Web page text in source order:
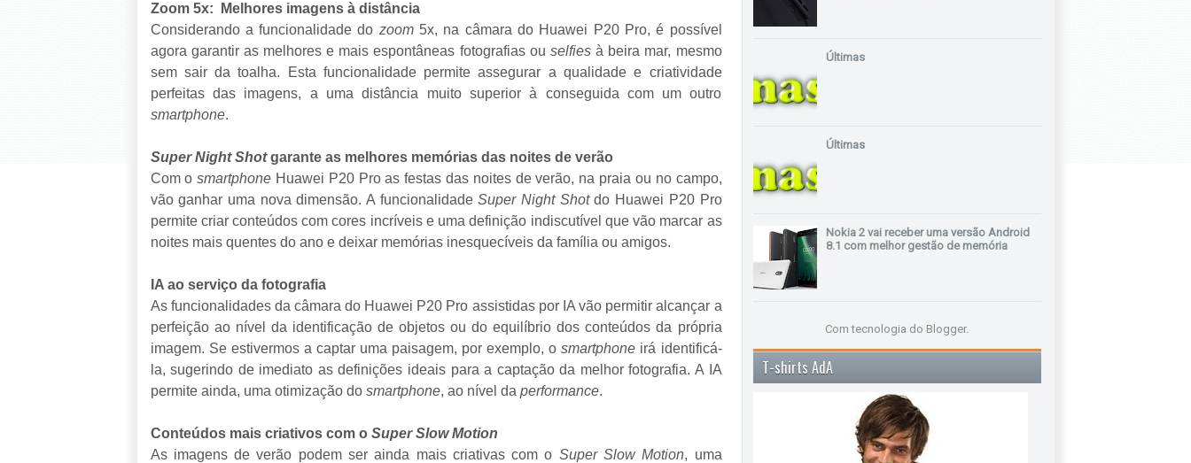
Zoom 5x:
Melhores imagens à distância
Considerando a funcionalidade do zoom5x, na câmara do Huawei P20 Pro, é possível
agora garantir as melhores e mais espontâneas fotografias ou selfiesà beira mar, mesmo
sem sair da toalha. Esta funcionalidade permite assegurar a qualidade e criatividade
perfeitas das imagens, a uma distância muito superior à conseguida com um outro
smartphone.
Super Night Shotgarante as melhores memórias das noites de verão
Com osmartphone Huawei P20 Pro as festas das noites de verão, na praia ou no campo,
vão ganhar uma nova dimensão. A funcionalidadeSuper Night Shotdo Huawei P20 Pro
permite criar conteúdos com cores incríveis e uma definição indiscutível que vão marcar as
noites mais quentes do ano e deixar memórias inesquecíveis da família ou amigos.
IA ao serviço da fotografia
As funcionalidades da câmara do Huawei P20 Pro assistidas por IA vão permitir alcançar a
perfeição ao nível da identificação de objetos ou do equilíbrio dos conteúdos da própria
imagem. Se estivermos a captar uma paisagem, por exemplo, osmartphone irá identificá-
la, sugerindo de imediato as definições ideais para a captação da melhor fotografia. A IA
permite ainda, uma otimização do smartphone, ao nível da performance.
Conteúdos mais criativos com o Super Slow Motion
As imagens de verão podem ser ainda mais criativas com o Super Slow Motion, uma
Últimas
Últimas
Nokia 2 vai receber uma versão Android
8.1 com melhor gestão de memória
Com tecnologia do Blogger.
T-shirts AdA